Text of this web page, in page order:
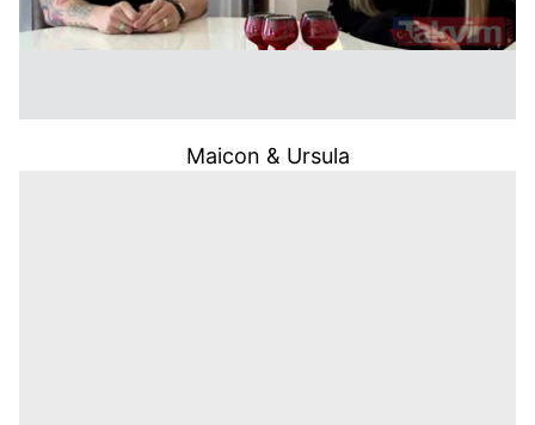
Maicon & Ursula